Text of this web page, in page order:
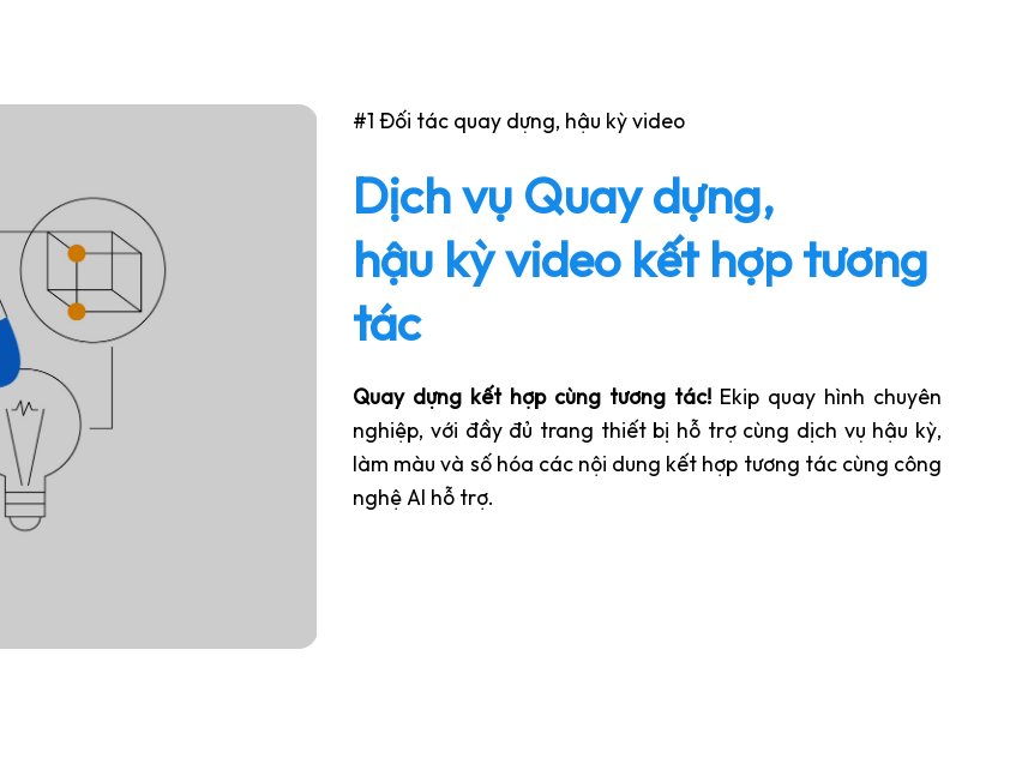
#1 Đối tác quay dựng, hậu kỳ video
Dịch vụ Quay dựng,
hậu kỳ video kết hợp tương
tác
Quay dựng kết hợp cùng tương tác! Ekip quay hình chuyên
nghiệp, với đầy đủ trang thiết bị hỗ trợ cùng dịch vụ hậu kỳ,
làm màu và số hóa các nội dung kết hợp tương tác cùng công
nghệ AI hỗ trợ.